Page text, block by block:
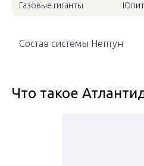
Газовые гиганты
Состав системы Нептун
Что такое